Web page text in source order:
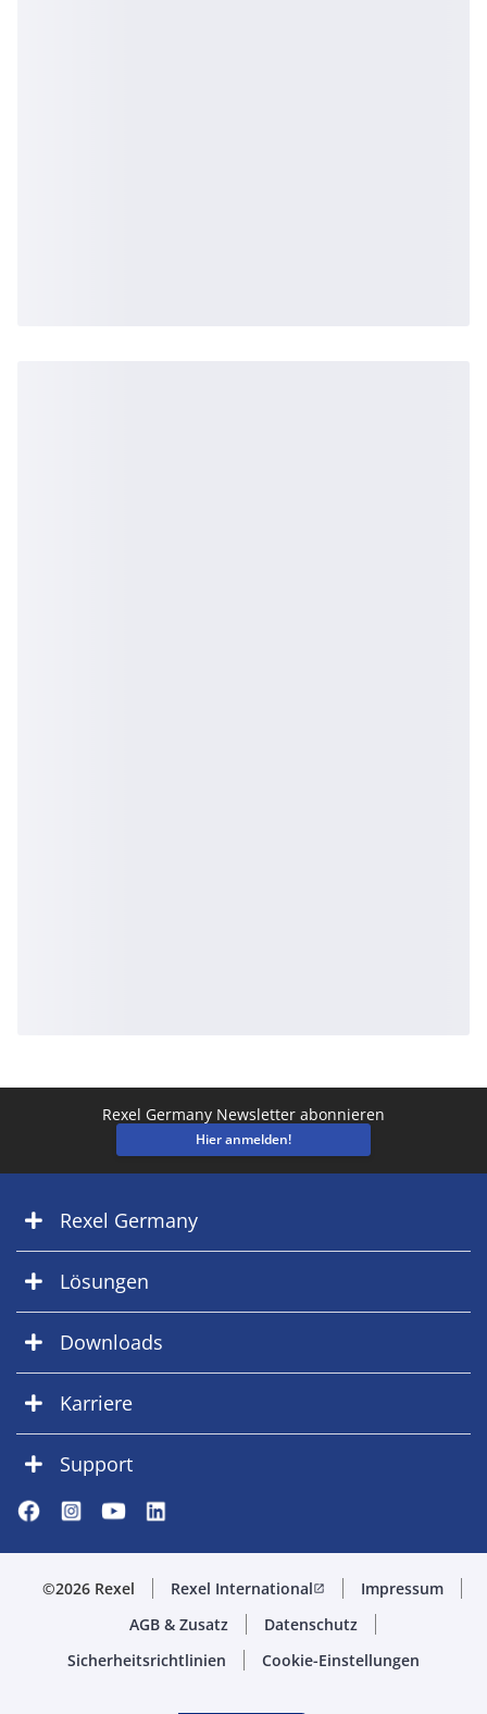
Rexel Germany Newsletter abonnieren
Hier anmelden!
Rexel Germany
Lösungen
Downloads
Karriere
Support
©2026 Rexel Rexel Internationalopen_in_new
Impressum
AGB & Zusatz
Datenschutz
Sicherheitsrichtlinien
Cookie-Einstellungen